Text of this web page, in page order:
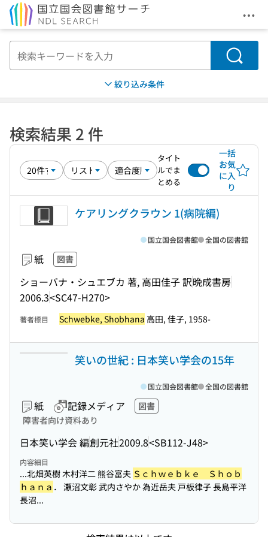
メ
検索
絞り込み条件
検索結果 2 件
タイト
ルでま
とめる
一括
お気
に入
り
ケアリングクラウン 1(病院編)
紙 図書
ショーバナ・シュエブカ 著, 高田佳子 訳晩成書房
2006.3<SC47-H270>
国立国会図書館 全国の図書館
著者標目 Schwebke, Shobhana 高田, 佳子, 1958-
笑いの世紀 : 日本笑い学会の15年
紙 記録メディア
図書
障害者向け資料あり
日本笑い学会 編創元社2009.8<SB112-J48>
国立国会図書館 全国の図書館
内容細目
...北畑英樹 木村洋二 熊谷富夫 Ｓｃｈｗｅｂｋｅ Ｓｈｏｂ
ｈａｎａ ． 瀬沼文彰 武内さやか 為近岳夫 戸板律子 長島平洋
長沼...